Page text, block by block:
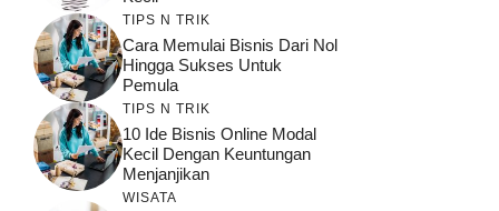
TIPS N TRIK
Cara Memulai Bisnis Dari Nol
Hingga Sukses Untuk
Pemula
TIPS N TRIK
10 Ide Bisnis Online Modal
Kecil Dengan Keuntungan
Menjanjikan
WISATA